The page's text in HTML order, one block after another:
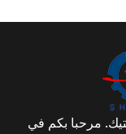
مرحبا بكم في